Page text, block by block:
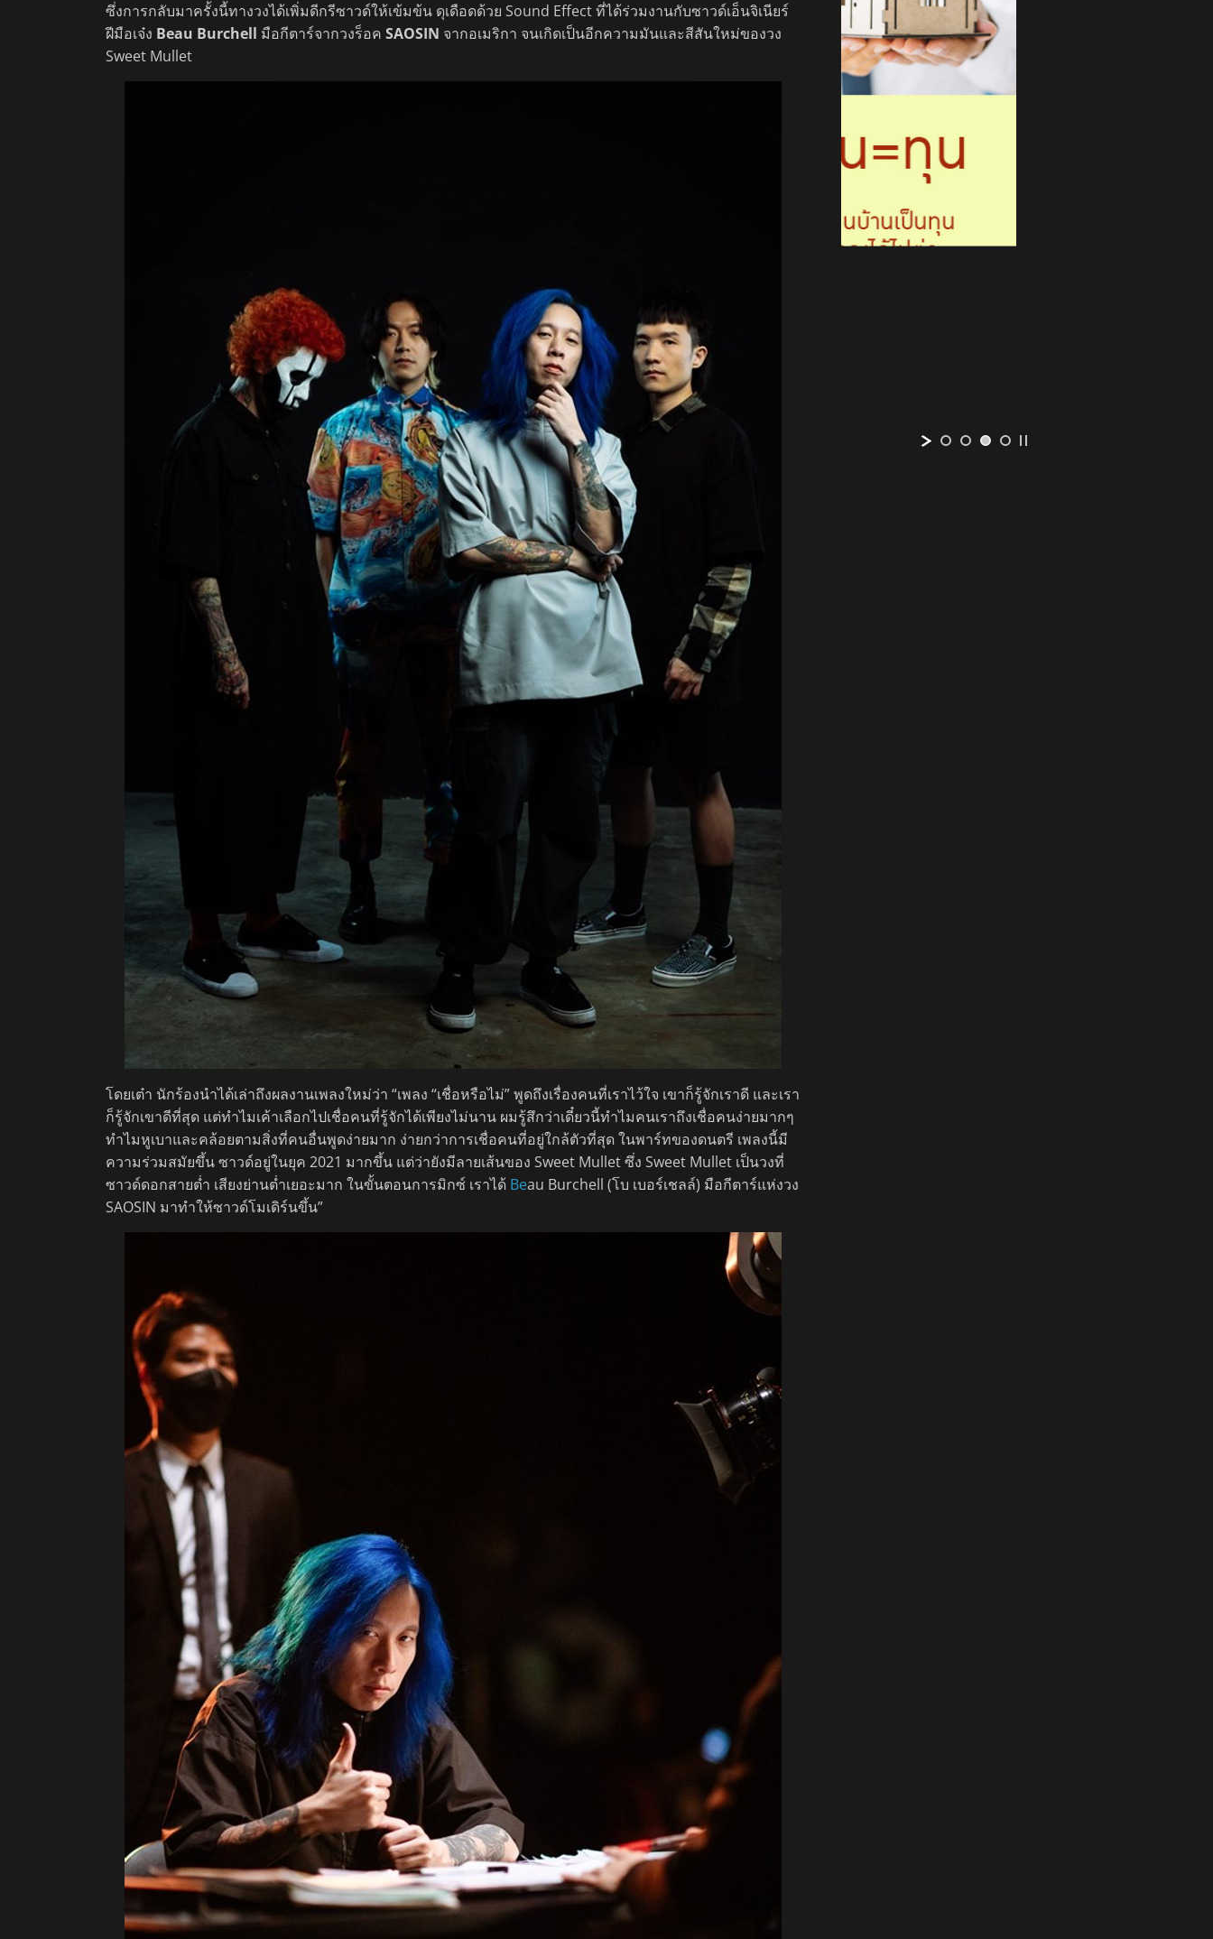
ซึ่งการกลับมาครั้งนี้ทางวงได้เพิ่มดีกรีซาวด์ให้เข้มข้น ดุเดือดด้วย Sound Effect ที่ได้ร่วมงานกับซาวด์เอ็นจิเนียร์
ฝีมือเจ๋ง Beau Burchell มือกีตาร์จากวงร็อค SAOSIN จากอเมริกา จนเกิดเป็นอีกความมันและสีสันใหม่ของวง
Sweet Mullet
โดยเต๋า นักร้องนำได้เล่าถึงผลงานเพลงใหม่ว่า “เพลง “เชื่อหรือไม่” พูดถึงเรื่องคนที่เราไว้ใจ เขาก็รู้จักเราดี และเรา
ก็รู้จักเขาดีที่สุด แต่ทำไมเค้าเลือกไปเชื่อคนที่รู้จักได้เพียงไม่นาน ผมรู้สึกว่าเดี๋ยวนี้ทำไมคนเราถึงเชื่อคนง่ายมากๆ
ทำไมหูเบาและคล้อยตามสิ่งที่คนอื่นพูดง่ายมาก ง่ายกว่าการเชื่อคนที่อยู่ใกล้ตัวที่สุด ในพาร์ทของดนตรี เพลงนี้มี
ความร่วมสมัยขึ้น ซาวด์อยู่ในยุค 2021 มากขึ้น แต่ว่ายังมีลายเส้นของ Sweet Mullet ซึ่ง Sweet Mullet เป็นวงที่
ซาวด์ดอกสายต่ำ เสียงย่านต่ำเยอะมาก ในขั้นตอนการมิกซ์ เราได้ Beau Burchell (โบ เบอร์เชลล์) มือกีตาร์แห่งวง
SAOSIN มาทำให้ซาวด์โมเดิร์นขึ้น”